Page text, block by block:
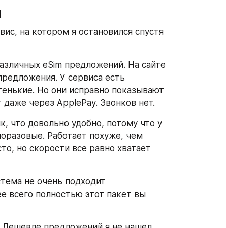
на котором я остановился спустя
eSim предложений. На сайте
У сервиса есть
Но они исправно показывают
через ApplePay. Звонков нет.
что довольно удобно, потому что у
Работает похуже, чем
но скорости все равно хватает
не очень подходит
всего полностью этот пакет вы